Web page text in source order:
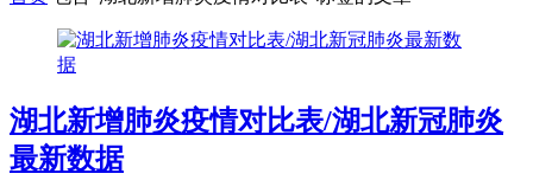
湖北新增肺炎疫情对比表/湖北新冠肺炎
最新数据